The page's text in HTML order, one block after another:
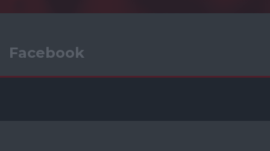
Facebook